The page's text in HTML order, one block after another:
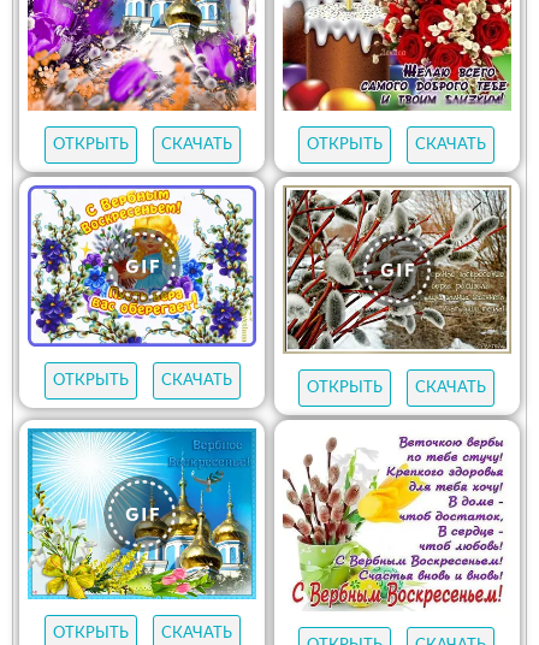
ОТКРЫТЬ СКАЧАТЬ ОТКРЫТЬ СКАЧАТЬ
ОТКРЫТЬ СКАЧАТЬ ОТКРЫТЬ СКАЧАТЬ
ОТКРЫТЬ СКАЧАТЬ